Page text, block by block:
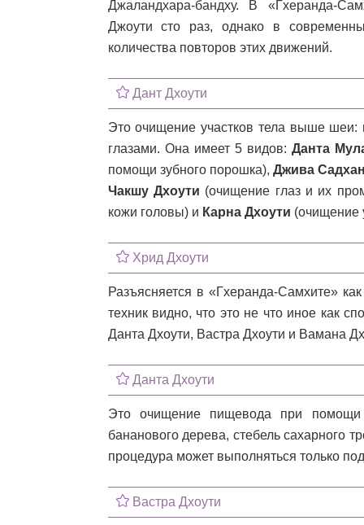
Джаландхара-бандху. В «Гхеранда-
Джоути сто раз, однако в
количества повторов этих движений.
Дант Дхоути
Это очищение участков тела выше
глазами. Она имеет 5 видов: Данта
помощи зубного порошка), Джива
Чакшу Дхоути (очищение глаз и их
кожи головы) и Карна Дхоути (очищение
Хрид Дхоути
Разъясняется в «Гхеранда-Самхите»
техник видно, что это не что иное как
Данта Дхоути, Вастра Дхоути и Вамана
Данта Дхоути
Это очищение пищевода при помощи
бананового дерева, стебель сахарного
процедура может выполняться только
Вастра Дхоути